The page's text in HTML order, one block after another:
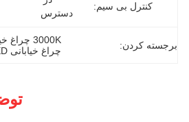
کنترل بی سیم:
دسترس
برجسته کردن: 3000K چراغ خیابانی LED در فضای باز
چراغ خیابانی LED در فضای باز